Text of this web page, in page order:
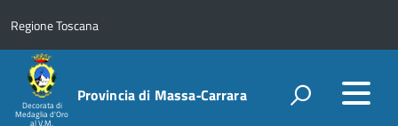
Regione Toscana
Decorata di
Medaglia d'Oro
al V.M.
Provincia di Massa‑Carrara